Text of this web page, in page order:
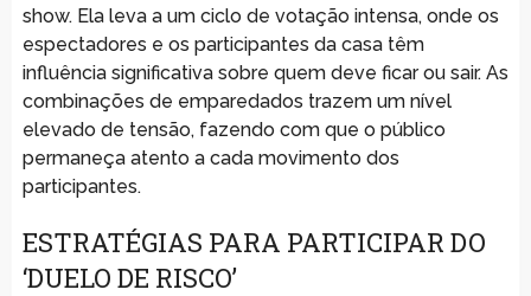
show. Ela leva a um ciclo de votação intensa, onde os
espectadores e os participantes da casa têm
influência significativa sobre quem deve ficar ou sair. As
combinações de emparedados trazem um nível
elevado de tensão, fazendo com que o público
permaneça atento a cada movimento dos
participantes.
ESTRATÉGIAS PARA PARTICIPAR DO
‘DUELO DE RISCO’